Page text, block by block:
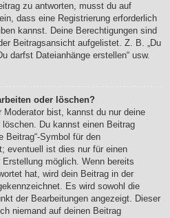
zu antworten, musst du auf
dass eine Registrierung erforderlich
kannst. Deine Berechtigungen sind
Beitragsansicht aufgelistet. Z. B. „Du
darfst Dateianhänge erstellen“ usw.
oder löschen?
bist, kannst du nur deine
Du kannst einen Beitrag
Beitrag“-Symbol für den
eventuell ist dies nur für einen
möglich. Wenn bereits
hat, wird dein Beitrag in der
Es wird sowohl die
der Bearbeitungen angezeigt. Dieser
niemand auf deinen Beitrag